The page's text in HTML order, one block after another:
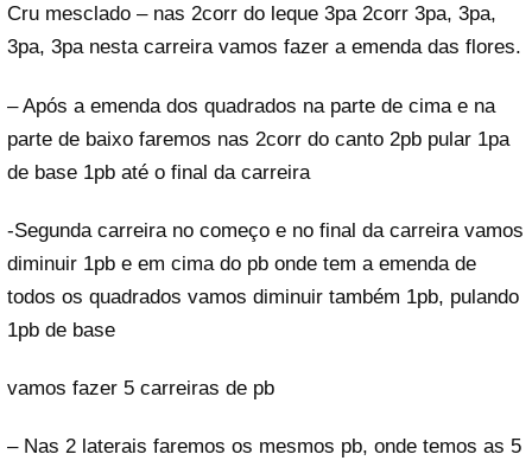
Cru mesclado – nas 2corr do leque 3pa 2corr 3pa, 3pa,
3pa, 3pa nesta carreira vamos fazer a emenda das flores.
– Após a emenda dos quadrados na parte de cima e na
parte de baixo faremos nas 2corr do canto 2pb pular 1pa
de base 1pb até o final da carreira
-Segunda carreira no começo e no final da carreira vamos
diminuir 1pb e em cima do pb onde tem a emenda de
todos os quadrados vamos diminuir também 1pb, pulando
1pb de base
vamos fazer 5 carreiras de pb
– Nas 2 laterais faremos os mesmos pb, onde temos as 5